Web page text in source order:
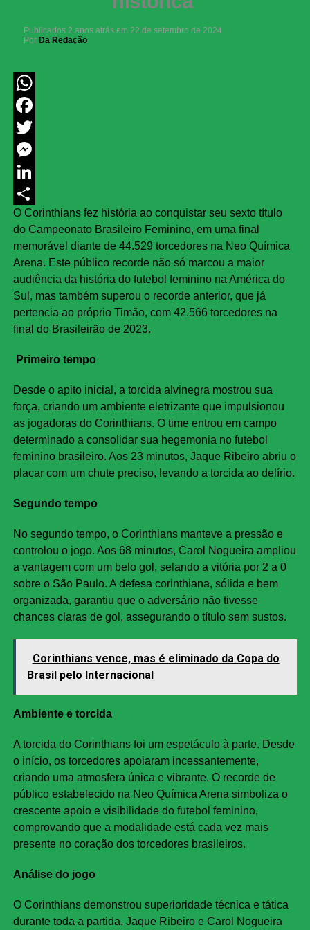
Publicados 2 anos atrás em 22 de setembro de 2024
Por Da Redação
WhatsApp
Facebook
Twitter
Messenger
LinkedIn
Share
O Corinthians fez história ao conquistar seu sexto título
do Campeonato Brasileiro Feminino, em uma final
memorável diante de 44.529 torcedores na Neo Química
Arena. Este público recorde não só marcou a maior
audiência da história do futebol feminino na América do
Sul, mas também superou o recorde anterior, que já
pertencia ao próprio Timão, com 42.566 torcedores na
final do Brasileirão de 2023.
Primeiro tempo
Desde o apito inicial, a torcida alvinegra mostrou sua
força, criando um ambiente eletrizante que impulsionou
as jogadoras do Corinthians. O time entrou em campo
determinado a consolidar sua hegemonia no futebol
feminino brasileiro. Aos 23 minutos, Jaque Ribeiro abriu o
placar com um chute preciso, levando a torcida ao delírio.
Segundo tempo
No segundo tempo, o Corinthians manteve a pressão e
controlou o jogo. Aos 68 minutos, Carol Nogueira ampliou
a vantagem com um belo gol, selando a vitória por 2 a 0
sobre o São Paulo. A defesa corinthiana, sólida e bem
organizada, garantiu que o adversário não tivesse
chances claras de gol, assegurando o título sem sustos.
Corinthians vence, mas é eliminado da Copa do
Brasil pelo Internacional
Ambiente e torcida
A torcida do Corinthians foi um espetáculo à parte. Desde
o início, os torcedores apoiaram incessantemente,
criando uma atmosfera única e vibrante. O recorde de
público estabelecido na Neo Química Arena simboliza o
crescente apoio e visibilidade do futebol feminino,
comprovando que a modalidade está cada vez mais
presente no coração dos torcedores brasileiros.
Análise do jogo
O Corinthians demonstrou superioridade técnica e tática
durante toda a partida. Jaque Ribeiro e Carol Nogueira